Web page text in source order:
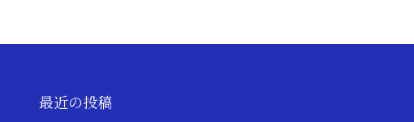
最近の投稿